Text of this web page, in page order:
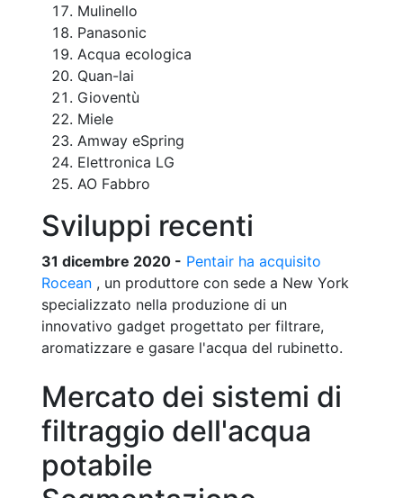
Mulinello
Panasonic
Acqua ecologica
Quan-lai
Gioventù
Miele
Amway eSpring
Elettronica LG
AO Fabbro
Sviluppi recenti
31 dicembre 2020 - Pentair ha acquisito
Rocean , un produttore con sede a New York
specializzato nella produzione di un
innovativo gadget progettato per filtrare,
aromatizzare e gasare l'acqua del rubinetto.
Mercato dei sistemi di
filtraggio dell'acqua
potabile